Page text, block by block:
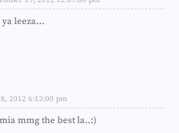
leeza...
2012 6:13:00 pm
mmg the best la..:)